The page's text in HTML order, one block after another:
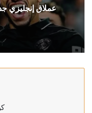
عملاق إنجليزي